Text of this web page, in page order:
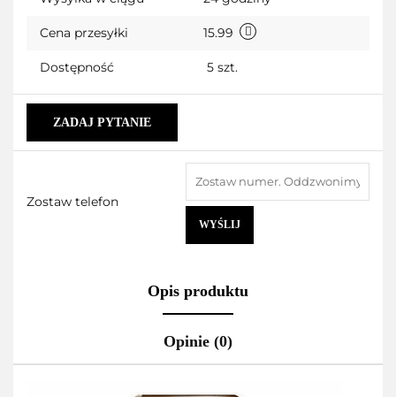
Cena przesyłki 15.99
Dostępność 5 szt.
ZADAJ PYTANIE
Zostaw telefon
WYŚLIJ
Opis produktu
Opinie (0)